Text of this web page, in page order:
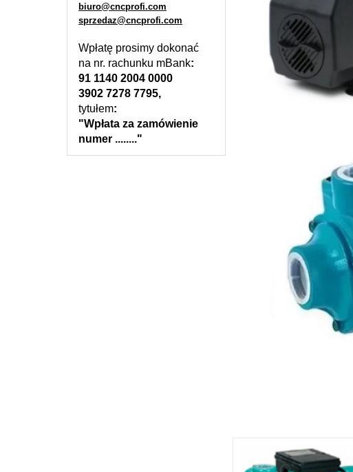
biuro@cncprofi.com
sprzedaz@cncprofi.com
Wpłatę prosimy dokonać
na nr. rachunku mBank:
91 1140 2004 0000
3902 7278 7795,
tytułem:
"Wpłata za zamówienie
numer ........"